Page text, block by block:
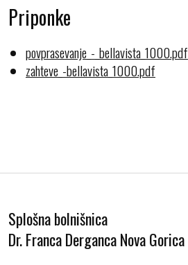
Priponke
povprasevanje_-_bellavista_1000.pdf
zahteve_-bellavista_1000.pdf
Splošna bolnišnica
Dr. Franca Derganca Nova Gorica